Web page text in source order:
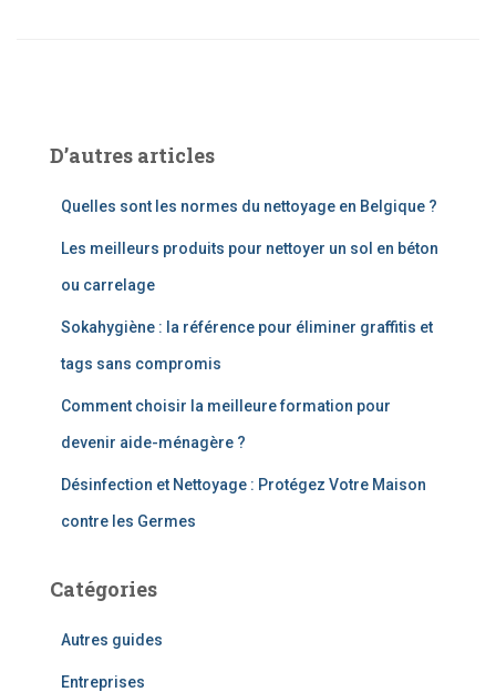
D’autres articles
Quelles sont les normes du nettoyage en Belgique ?
Les meilleurs produits pour nettoyer un sol en béton
ou carrelage
Sokahygiène : la référence pour éliminer graffitis et
tags sans compromis
Comment choisir la meilleure formation pour
devenir aide-ménagère ?
Désinfection et Nettoyage : Protégez Votre Maison
contre les Germes
Catégories
Autres guides
Entreprises